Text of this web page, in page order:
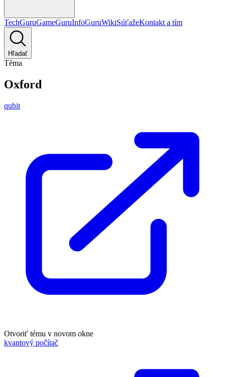
TechGuruGameGuruInfoGuruWikiSúťažeKontakt a tím
Hľadať
Téma
Oxford
qubit
Otvoriť tému v novom okne
kvantový počítač